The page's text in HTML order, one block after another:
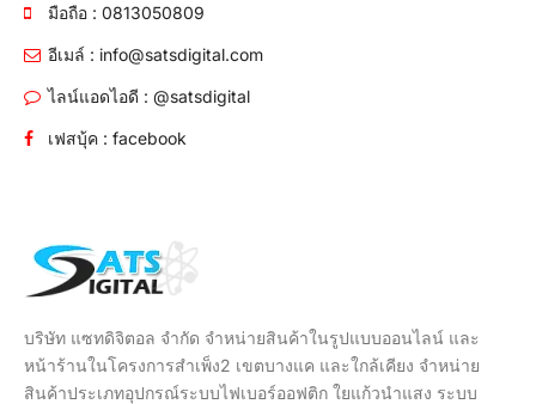
มือถือ : 0813050809
อีเมล์ : info@satsdigital.com
ไลน์แอดไอดี : @satsdigital
เฟสบุ้ค : facebook
บริษัท แซทดิจิตอล จำกัด จำหน่ายสินค้าในรูปแบบออนไลน์ และ
หน้าร้านในโครงการสำเพ็ง2 เขตบางแค และใกล้เคียง จำหน่าย
สินค้าประเภทอุปกรณ์ระบบไฟเบอร์ออฟติก ใยแก้วนำแสง ระบบ